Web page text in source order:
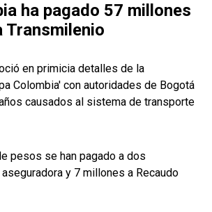
ha pagado 57 millones
Transmilenio
en primicia detalles de la
Colombia' con autoridades de Bogotá
causados al sistema de transporte
pesos se han pagado a dos
y 7 millones a Recaudo